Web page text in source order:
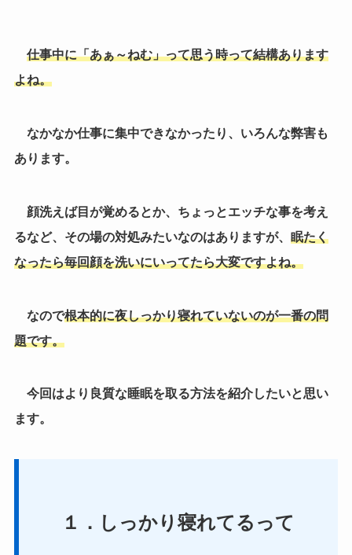
仕事中に「あぁ～ねむ」って思う時って結構あります
よね。
なかなか仕事に集中できなかったり、いろんな弊害も
あります。
顔洗えば目が覚めるとか、ちょっとエッチな事を考え
るなど、その場の対処みたいなのはありますが、 眠たく
なったら毎回顔を洗いにいってたら大変ですよね。
なので根本的に夜しっかり寝れていないのが一番の問
題です。
今回はより良質な睡眠を取る方法を紹介したいと思い
ます。
１．しっかり寝れてるって